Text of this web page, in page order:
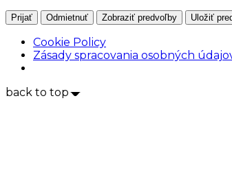
Prijať Odmietnuť Zobraziť predvoľby Uložiť
Cookie Policy
Zásady spracovania osobných
back to top